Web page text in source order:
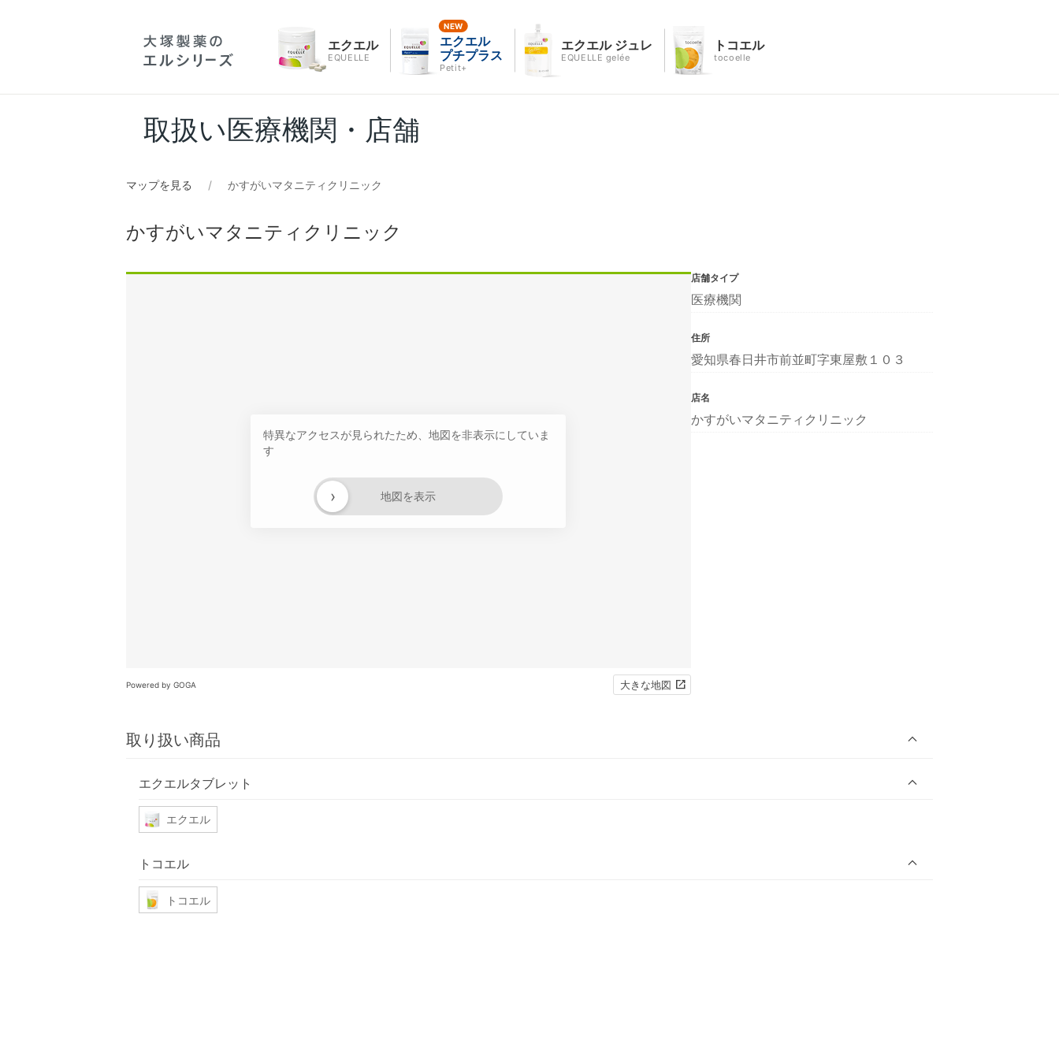
エクエル
EQUELLE
エクエル
プチプラス
Petit+
エクエル ジュレ
EQUELLE gelée
トコエル
tocoelle
取扱い医療機関・店舗
マップを見る かすがいマタニティクリニック
かすがいマタニティクリニック
特異なアクセスが見られたため、地図を非表示にしていま
す
地図を表示
›
Powered by GOGA 大きな地図
取り扱い商品
エクエルタブレット
エクエル
トコエル
トコエル
店舗タイプ
医療機関
住所
愛知県春日井市前並町字東屋敷１０３
店名
かすがいマタニティクリニック